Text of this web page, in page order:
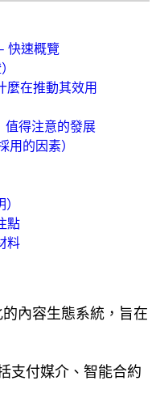
快速概覽
在推動其效用
值得注意的發展
用的因素）
點
料
內容生態系統，旨在
支付媒介、智能合約